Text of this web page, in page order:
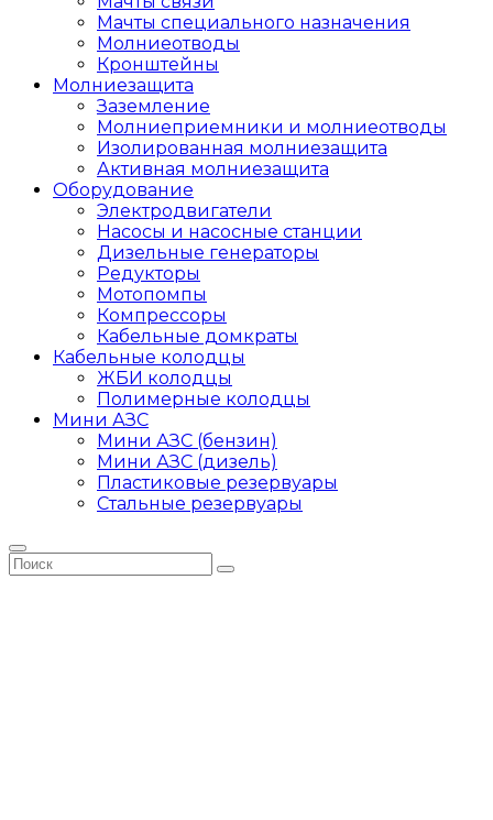
Мачты специального назначения
Молниеотводы
Кронштейны
Молниезащита
Заземление
Молниеприемники и молниеотводы
Изолированная молниезащита
Активная молниезащита
Оборудование
Электродвигатели
Насосы и насосные станции
Дизельные генераторы
Редукторы
Мотопомпы
Компрессоры
Кабельные домкраты
Кабельные колодцы
ЖБИ колодцы
Полимерные колодцы
Мини АЗС
Мини АЗС (бензин)
Мини АЗС (дизель)
Пластиковые резервуары
Стальные резервуары